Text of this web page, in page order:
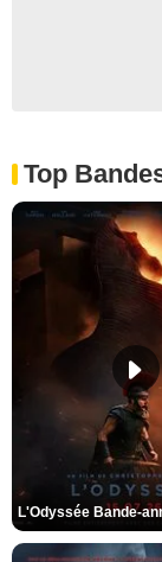
Top